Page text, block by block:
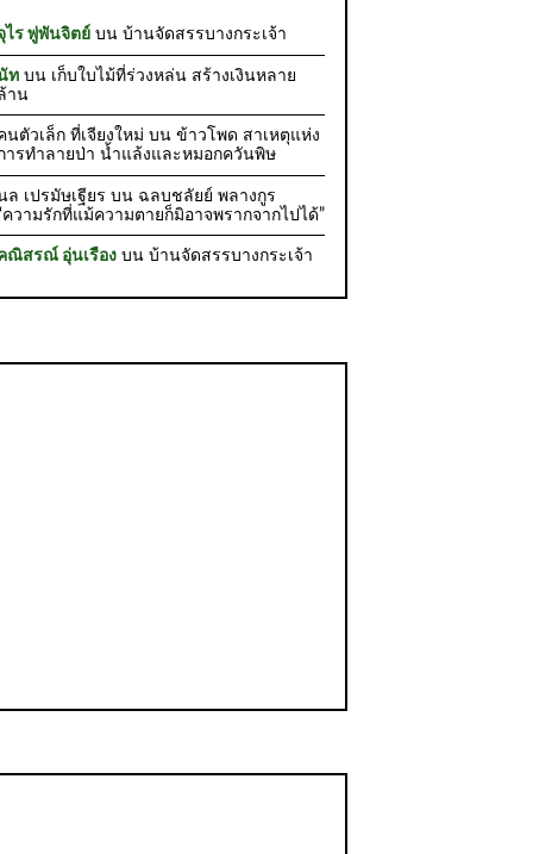
ไร พู่พันจิตย์บน บ้านจัดสรรบางกระเจ้า
ทบน เก็บใบไม้ที่ร่วงหล่น สร้างเงินหลาย
าน
นตัวเล็ก ที่เจียงใหม่ บน ข้าวโพด สาเหตุแห่ง
ารทำลายป่า น้ำแล้งและหมอกควันพิษ
ล เปรมัษเฐียร บน ฉลบชลัยย์ พลางกูร
ความรักที่แม้ความตายก็มิอาจพรากจากไปได้”
ณิสรณ์ อุ่นเรืองบน บ้านจัดสรรบางกระเจ้า